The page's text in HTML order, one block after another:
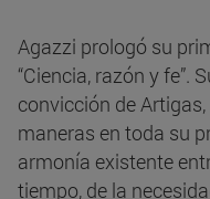
Agazzi prologó su
“Ciencia, razón y fe”.
convicción de
maneras en toda su
armonía existente
tiempo, de la